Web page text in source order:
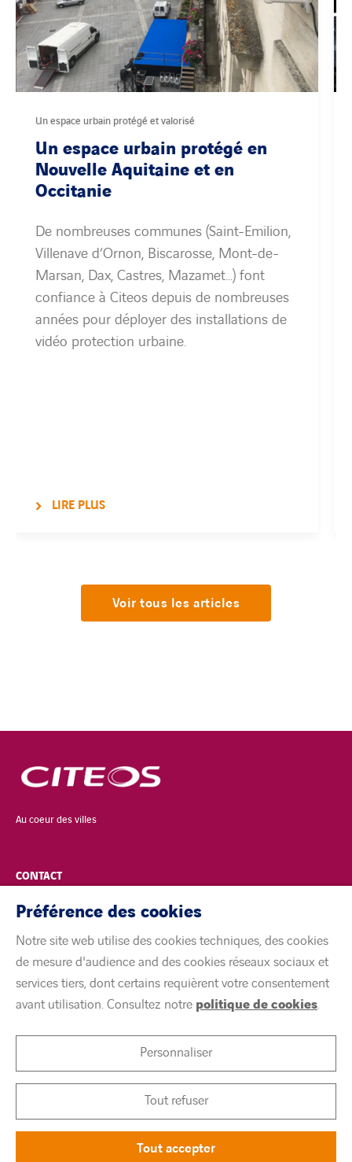
Un espace urbain protégé et valorisé
Un espace urbain protégé en
Nouvelle Aquitaine et en
Occitanie
De nombreuses communes (Saint-Emilion,
Villenave d’Ornon, Biscarosse, Mont-de-
Marsan, Dax, Castres, Mazamet…) font
confiance à Citeos depuis de nombreuses
années pour déployer des installations de
vidéo protection urbaine.
LIRE PLUS
Voir tous les articles
Au coeur des villes
CONTACT
POLITIQUE DE CONFIDENTIALITÉ
MENTIONS LÉGALES
ACCESSIBILITÉ
COOKIES
twitterlinkedinyoutube
Préférence des cookies
Notre site web utilise des cookies techniques, des cookies
de mesure d'audience and des cookies réseaux sociaux et
services tiers, dont certains requièrent votre consentement
avant utilisation. Consultez notre politique de cookies.
Personnaliser
Tout refuser
Tout accepter